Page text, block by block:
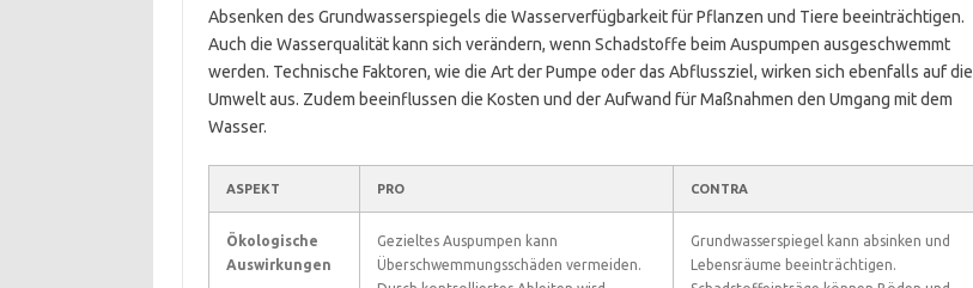
Absenken des Grundwasserspiegels die Wasserverfügbarkeit für Pflanzen und Tiere beeinträchtigen.
Auch die Wasserqualität kann sich verändern, wenn Schadstoffe beim Auspumpen ausgeschwemmt
werden. Technische Faktoren, wie die Art der Pumpe oder das Abflussziel, wirken sich ebenfalls auf die
Umwelt aus. Zudem beeinflussen die Kosten und der Aufwand für Maßnahmen den Umgang mit dem
Wasser.
ASPEKT PRO CONTRA
Ökologische
Auswirkungen
Gezieltes Auspumpen kann
Überschwemmungsschäden vermeiden.
Grundwasserspiegel kann absinken und
Lebensräume beeinträchtigen.